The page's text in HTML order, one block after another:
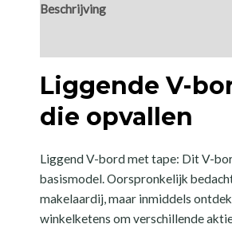
Beschrijving
Liggende V-
die opvallen
Liggend V-bord met tape: Dit V-
basismodel. Oorspronkelijk
makelaardij, maar inmiddels
winkelketens om verschillende